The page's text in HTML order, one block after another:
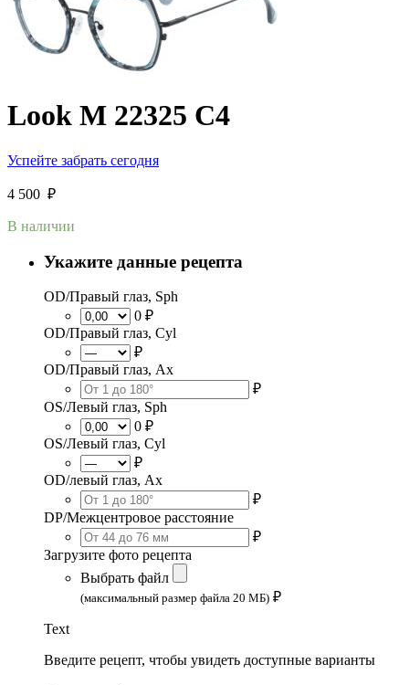
Look M 22325 C4
Успейте забрать сегодня
4 500 ₽
В наличии
Укажите данные рецепта
OD/Правый глаз, Sph
0 ₽
OD/Правый глаз, Cyl
₽
OD/Правый глаз, Ax
₽
OS/Левый глаз, Sph
0 ₽
OS/Левый глаз, Cyl
₽
OD/левый глаз, Ax
₽
DP/Межцентровое расстояние
₽
Загрузите фото рецепта
Выбрать файл
(максимальный размер файла 20 МБ) ₽
Text
Введите рецепт, чтобы увидеть доступные варианты